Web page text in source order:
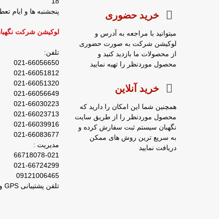
خرید حضوری
میتوانید با مراجعه به آدرس و
لوکیشن شرکت به صورت حضوری
از محصولات ما بازدید کنید و
محصول موردنظر را تهیه نمایید
خرید آنلاین
همچنین شما این امکان را دارید که
محصول موردنظر را از طریق سایت
نگهبان سیستم ثبت سفارش کرده و
به سریع ترین روش های ممکن
دریافت نمایید
پنجشنبه ها و
لوکیشن شرکت
تلفن:
021-66056650
021-66051812
021-66051320
021-66056649
021-66030223
021-66023713
021-66039916
021-66083677
مدیریت :
66718078-021
021-66724299
09121006465
تلفن پشتیبانی GPS و ردیاب : 66029031-021